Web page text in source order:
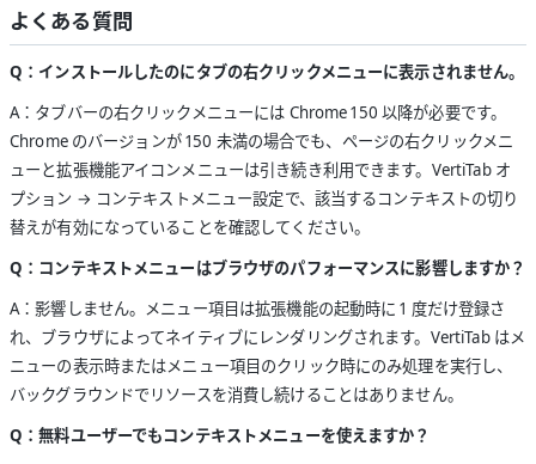
よくある質問
Q：インストールしたのにタブの右クリックメニューに表示されません。
A：タブバーの右クリックメニューには Chrome 150 以降が必要です。
Chrome のバージョンが 150 未満の場合でも、ページの右クリックメニ
ューと拡張機能アイコンメニューは引き続き利用できます。VertiTab オ
プション → コンテキストメニュー設定で、該当するコンテキストの切り
替えが有効になっていることを確認してください。
Q：コンテキストメニューはブラウザのパフォーマンスに影響しますか？
A：影響しません。メニュー項目は拡張機能の起動時に 1 度だけ登録さ
れ、ブラウザによってネイティブにレンダリングされます。VertiTab はメ
ニューの表示時またはメニュー項目のクリック時にのみ処理を実行し、
バックグラウンドでリソースを消費し続けることはありません。
Q：無料ユーザーでもコンテキストメニューを使えますか？